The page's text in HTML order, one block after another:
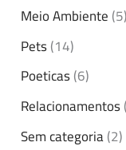
Meio Ambiente(5)
Pets(14)
Poeticas(6)
Relacionamentos
Sem categoria(2)